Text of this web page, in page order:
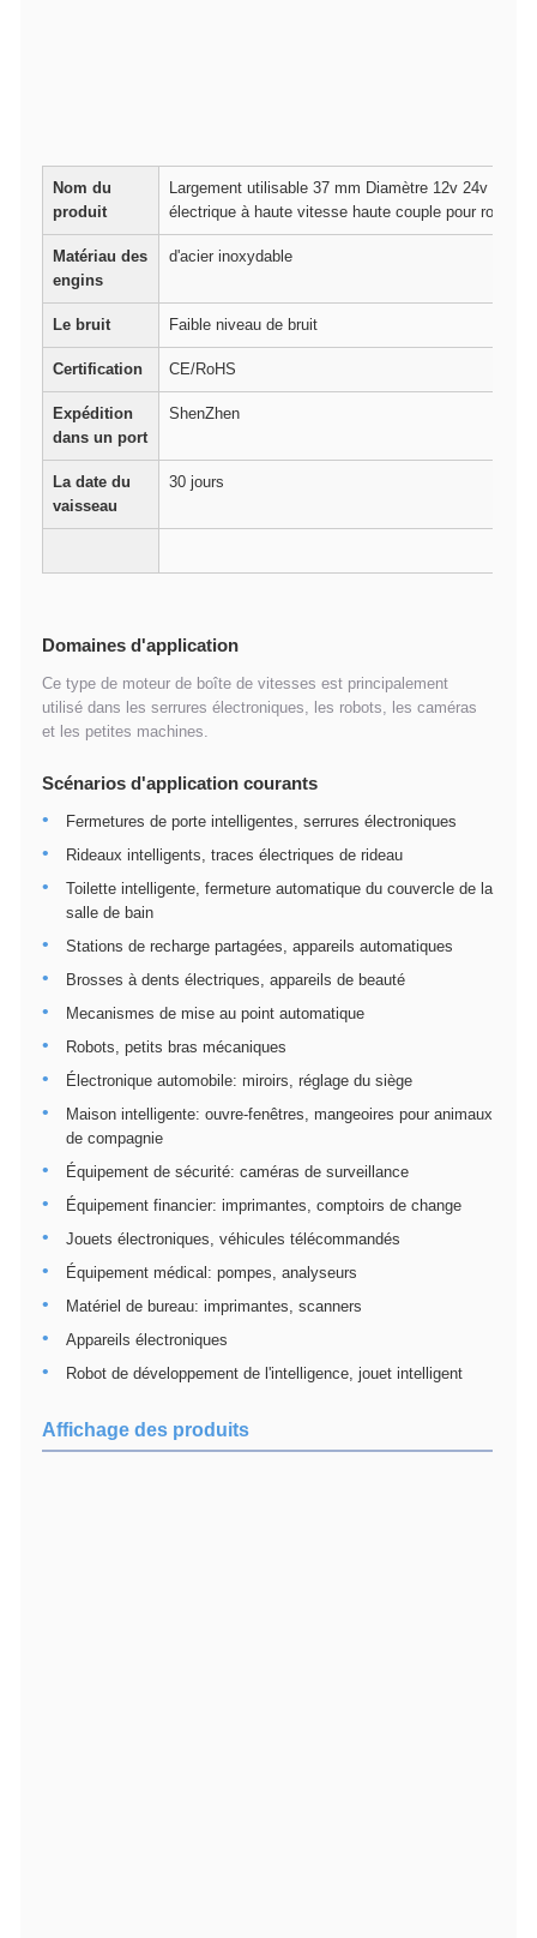
Nom du
produit
Largement utilisable 37 mm Diamètre 12v 24v 6v
électrique à haute vitesse haute couple pour robot
Matériau des
engins
d'acier inoxydable
Le bruit Faible niveau de bruit
Certification CE/RoHS
Expédition
dans un port
ShenZhen
La date du
vaisseau
30 jours
Domaines d'application
Ce type de moteur de boîte de vitesses est principalement
utilisé dans les serrures électroniques, les robots, les caméras
et les petites machines.
Scénarios d'application courants
Fermetures de porte intelligentes, serrures électroniques
Rideaux intelligents, traces électriques de rideau
Toilette intelligente, fermeture automatique du couvercle de la
salle de bain
Stations de recharge partagées, appareils automatiques
Brosses à dents électriques, appareils de beauté
Mecanismes de mise au point automatique
Robots, petits bras mécaniques
Électronique automobile: miroirs, réglage du siège
Maison intelligente: ouvre-fenêtres, mangeoires pour animaux
de compagnie
Équipement de sécurité: caméras de surveillance
Équipement financier: imprimantes, comptoirs de change
Jouets électroniques, véhicules télécommandés
Équipement médical: pompes, analyseurs
Matériel de bureau: imprimantes, scanners
Appareils électroniques
Robot de développement de l'intelligence, jouet intelligent
Affichage des produits